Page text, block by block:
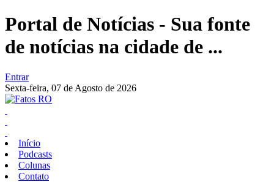
Portal de Notícias - Sua fonte
de notícias na cidade de ...
Entrar
Sexta-feira, 07 de Agosto de 2026
Início
Podcasts
Colunas
Contato